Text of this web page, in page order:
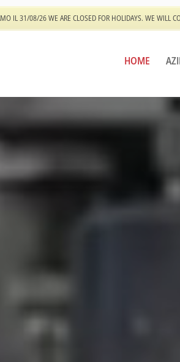
IL 31/08/26 WE ARE CLOSED FOR HOLIDAYS. WE WILL
HOME